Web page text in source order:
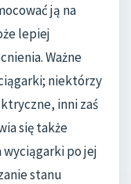
ją na
lepiej
Ważne
niektórzy
inni zaś
się także
wyciągarki po jej
stanu